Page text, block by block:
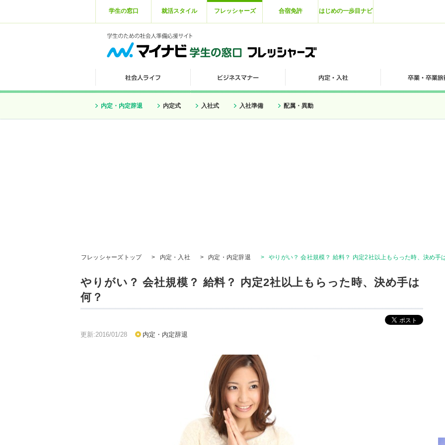
学生の窓口 就活スタイル フレッシャーズ 合宿免許 はじめの一歩目ナビ
内定・内定辞退 内定式 入社式 入社準備 配属・異動
フレッシャーズトップ > 内定・入社 > 内定・内定辞退 > やりがい？ 会社規模？ 給料？ 内定2社以上もらった時、決め手
やりがい？ 会社規模？ 給料？ 内定2社以上もらった時、決め手は
何？
更新:2016/01/28 内定・内定辞退